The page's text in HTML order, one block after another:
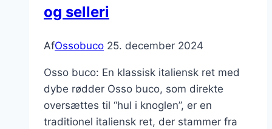
og selleri
AfOssobuco 25. december 2024
Osso buco: En klassisk italiensk ret med
dybe rødder Osso buco, som direkte
oversættes til “hul i knoglen”, er en
traditionel italiensk ret, der stammer fra